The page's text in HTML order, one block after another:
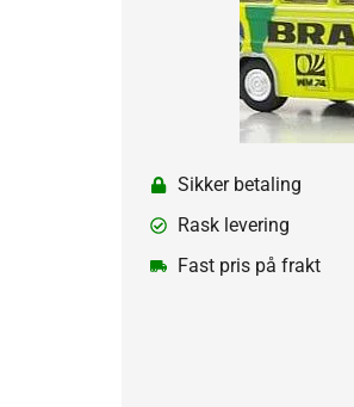
Sikker betaling
Rask levering
Fast pris på frakt